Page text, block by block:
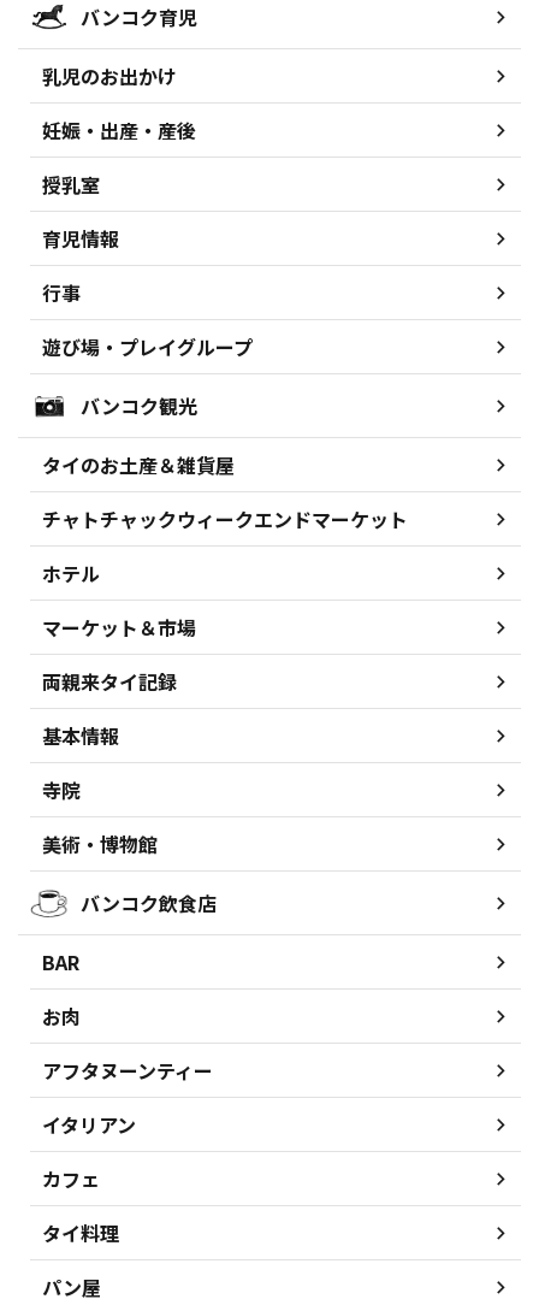
バンコク育児
乳児のお出かけ
妊娠・出産・産後
授乳室
育児情報
行事
遊び場・プレイグループ
バンコク観光
タイのお土産＆雑貨屋
チャトチャックウィークエンドマーケット
ホテル
マーケット＆市場
両親来タイ記録
基本情報
寺院
美術・博物館
バンコク飲食店
BAR
お肉
アフタヌーンティー
イタリアン
カフェ
タイ料理
パン屋